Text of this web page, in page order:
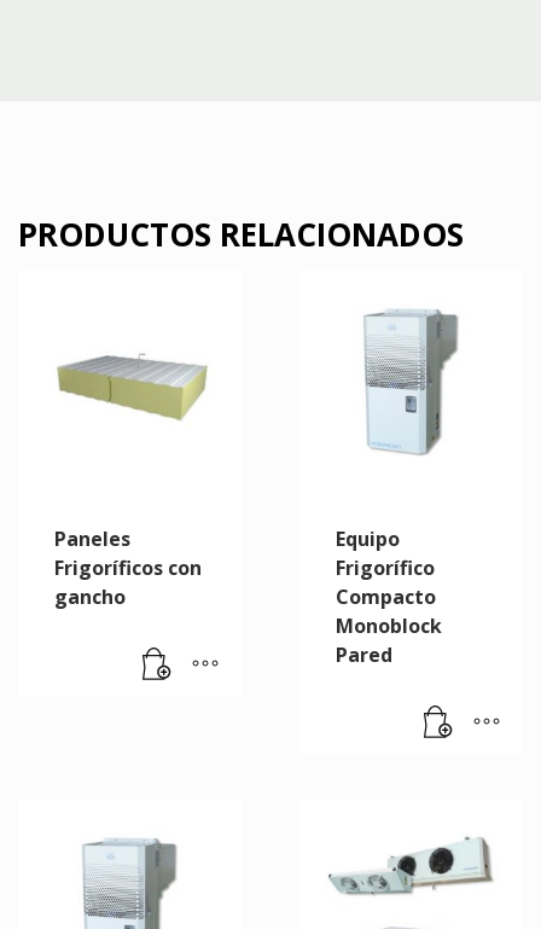
PRODUCTOS RELACIONADOS
Paneles
Frigoríficos con
gancho
Equipo
Frigorífico
Compacto
Monoblock
Pared